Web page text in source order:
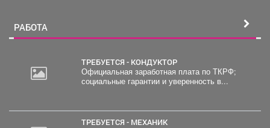
РАБОТА
ТРЕБУЕТСЯ - КОНДУКТОР
Официальная заработная плата по ТКРФ;
социальные гарантии и уверенность в...
ТРЕБУЕТСЯ - МЕХАНИК